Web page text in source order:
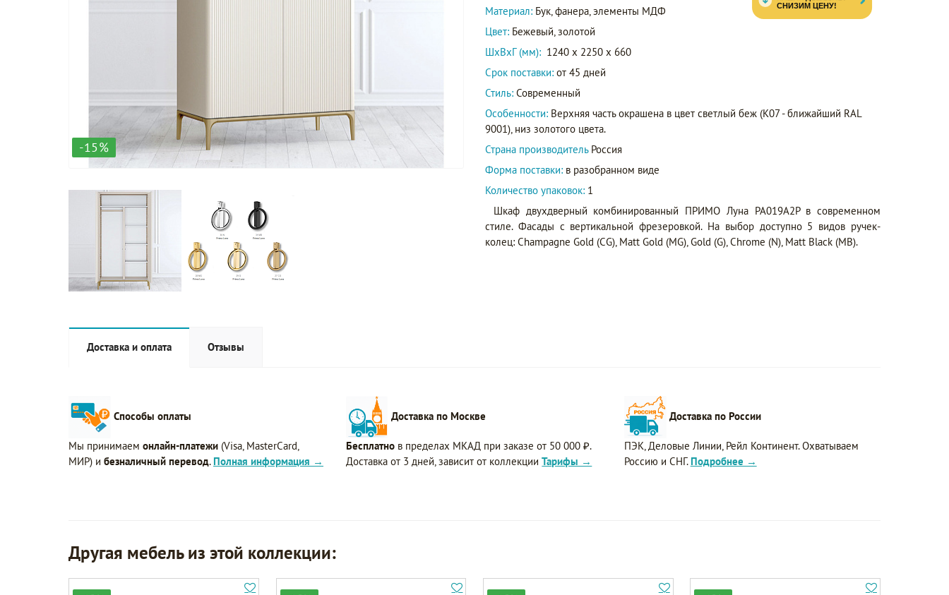
-15%
Материал: Бук, фанера, элементы МДФ
Цвет: Бежевый, золотой
ШxВxГ (мм): 1240 x 2250 x 660
Срок поставки: от 45 дней
Стиль: Современный
Особенности: Верхняя часть окрашена в цвет светлый беж (K07 - ближайший RAL
9001), низ золотого цвета.
Страна производитель Россия
Форма поставки: в разобранном виде
Количество упаковок: 1
Шкаф двухдверный комбинированный ПРИМО Луна PA019A2P в современном
стиле. Фасады с вертикальной фрезеровкой. На выбор доступно 5 видов ручек-
колец: Champagne Gold (CG), Matt Gold (MG), Gold (G), Chrome (N), Matt Black (MB).
Доставка и оплата Отзывы
Способы оплаты
Мы принимаем онлайн-платежи (Visa, MasterCard,
МИР) и безналичный перевод. Полная информация →
Доставка по Москве
Бесплатно в пределах МКАД при заказе от 50 000 ₽.
Доставка от 3 дней, зависит от коллекцииТарифы →
Доставка по России
ПЭК, Деловые Линии, Рейл Континент. Охватываем
Россию и СНГ. Подробнее →
Другая мебель из этой коллекции: